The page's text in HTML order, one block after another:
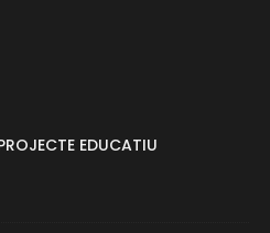
EDUCATIU